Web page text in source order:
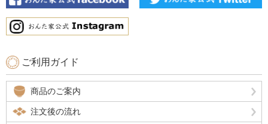
ご利用ガイド
商品のご案内
注文後の流れ